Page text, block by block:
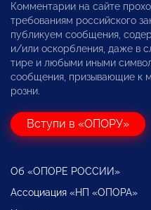
Комментарии на сайте
требованиям российского
публикуем сообщения,
и/или оскорбления, даже в
тире и любыми иными
сообщения, призывающие к
розни.
Вступи в «ОПОРУ»
Об «ОПОРЕ РОССИИ»
Ассоциация «НП «ОПОРА»